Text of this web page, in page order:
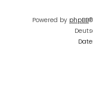
Powered by phpBB